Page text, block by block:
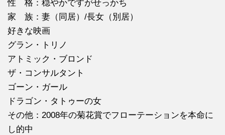
性 格：穏やかですがせっかち
家 族：妻（同居）/長女（別居）
好きな映画
グラン・トリノ
アトミック・ブロンド
ザ・コンサルタント
ゴーン・ガール
ドラゴン・タトゥーの女
その他：2008年の菊花賞でフローテーションを本命に
し的中